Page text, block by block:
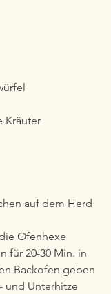
Kräuter
auf dem Herd
Ofenhexe
für 20-30 Min. in
Backofen geben
und Unterhitze